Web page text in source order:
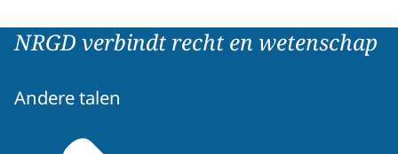
NRGD verbindt recht en wetenschap
Andere talen